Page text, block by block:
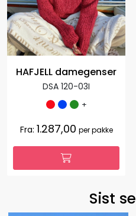
HAFJELL damegenser
DSA 120-03I
+
Fra: 1.287,00 per pakke
Sist